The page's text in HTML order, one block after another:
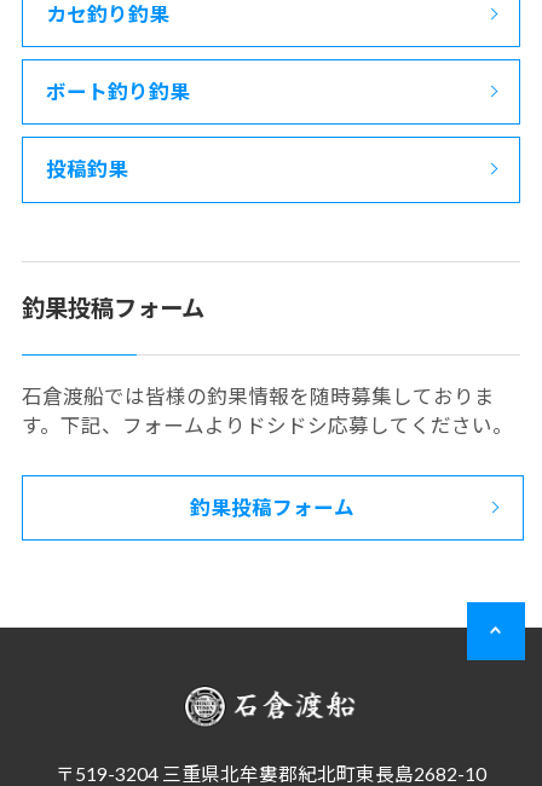
カセ釣り釣果
ボート釣り釣果
投稿釣果
釣果投稿フォーム
石倉渡船では皆様の釣果情報を随時募集しておりま
す。下記、フォームよりドシドシ応募してください。
釣果投稿フォーム
〒519-3204 三重県北牟婁郡紀北町東長島2682-10